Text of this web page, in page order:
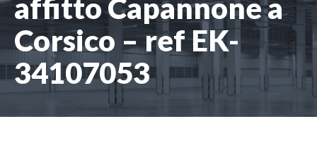
n
a
a
t
o
affitto Capannone a
Corsico – ref EK-
34107053